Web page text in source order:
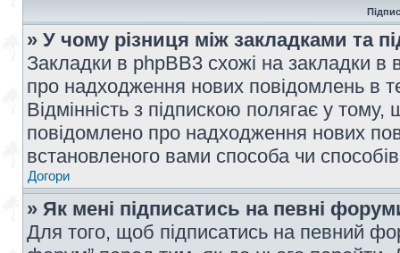
» У чому різниця між закладками та
Закладки в phpBB3 схожі на закладки
про надходження нових повідомлень в
Відмінність з підпискою полягає у
повідомлено про надходження нових
встановленого вами способа чи
Догори
» Як мені підписатись на певні
Для того, щоб підписатись на певний